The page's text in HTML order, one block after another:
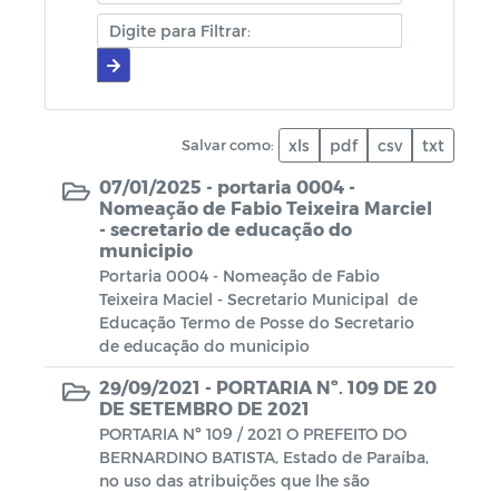
Cartilhas
Escala Médica
Escala de plantão do SAMU
Escala de plantão do Conselho Tutelar
Escala de plantão Motoristas
Coronavírus (COVID-19)
Gabarito
Notas
Salvar como: xls pdf csv txt
07/01/2025 - portaria 0004 -
Nomeação de Fabio Teixeira Marciel
- secretario de educação do
municipio
Portaria 0004 - Nomeação de Fabio
Teixeira Maciel - Secretario Municipal de
Educação Termo de Posse do Secretario
de educação do municipio
29/09/2021 - PORTARIA Nº. 109 DE 20
DE SETEMBRO DE 2021
PORTARIA Nº 109 / 2021 O PREFEITO DO
BERNARDINO BATISTA, Estado de Paraíba,
no uso das atribuições que lhe são